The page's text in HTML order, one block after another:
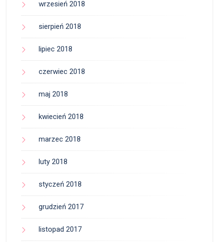
wrzesień 2018
sierpień 2018
lipiec 2018
czerwiec 2018
maj 2018
kwiecień 2018
marzec 2018
luty 2018
styczeń 2018
grudzień 2017
listopad 2017